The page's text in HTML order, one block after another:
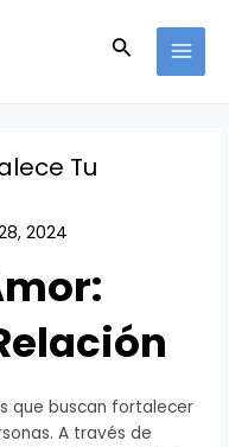
Search
Tu
2024
que buscan fortalecer
A través de